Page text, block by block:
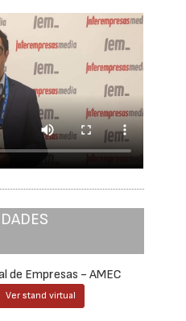
de Empresas - AMEC
Ver stand virtual